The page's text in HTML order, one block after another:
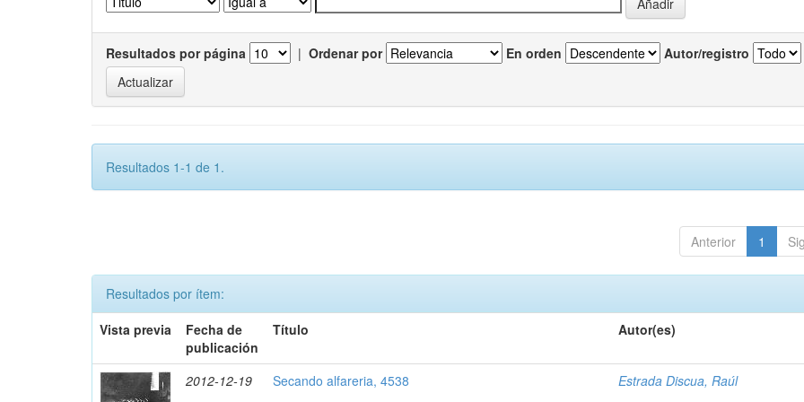
Resultados por página | Ordenar por En orden Autor/registro
Resultados 1-1 de 1.
Anterior 1
Resultados por ítem:
Vista previa
Fecha de
publicación
Título Autor(es)
2012-12-19 Secando alfareria, 4538 Estrada Discua, Raúl